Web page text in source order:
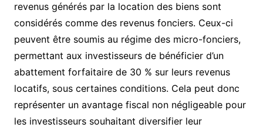
revenus générés par la location des biens sont
considérés comme des revenus fonciers. Ceux-ci
peuvent être soumis au régime des micro-fonciers,
permettant aux investisseurs de bénéficier d’un
abattement forfaitaire de 30 % sur leurs revenus
locatifs, sous certaines conditions. Cela peut donc
représenter un avantage fiscal non négligeable pour
les investisseurs souhaitant diversifier leur